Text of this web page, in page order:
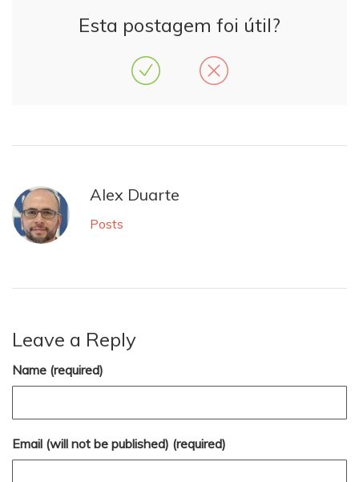
Esta postagem foi útil?
Alex Duarte
Posts
Leave a Reply
Name (required)
Email (will not be published) (required)